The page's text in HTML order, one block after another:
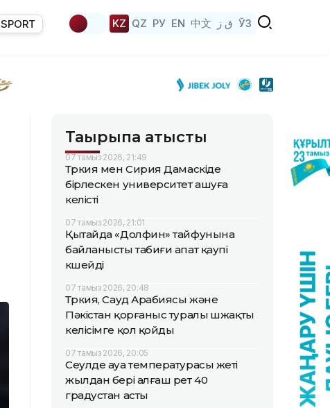
SPORT KZ QZ РУ EN 中文 ق ز ЎЗ
Тақырыпқа қатысты
07 тамыз 2026, 21:49
Түркия мен Сирия Дамаскіде
бірлескен университет ашуға
келісті
07 тамыз 2026, 21:01
Қытайда «Долфин» тайфунына
байланысты табиғи апат қаупі
күшейді
07 тамыз 2026, 20:48
Түркия, Сауд Арабиясы және
Пәкістан қорғаныс туралы үшжақты
келісімге қол қойды
07 тамыз 2026, 20:05
Сеулде ауа температурасы жеті
жылдан бері алғаш рет 40
градустан асты